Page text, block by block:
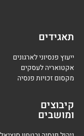
תאגידים
ייעוץ פנסיוני לארגונים
אקטואריה לעסקים
מקסום זכויות פנסיה
קיבוצים
ומושבים